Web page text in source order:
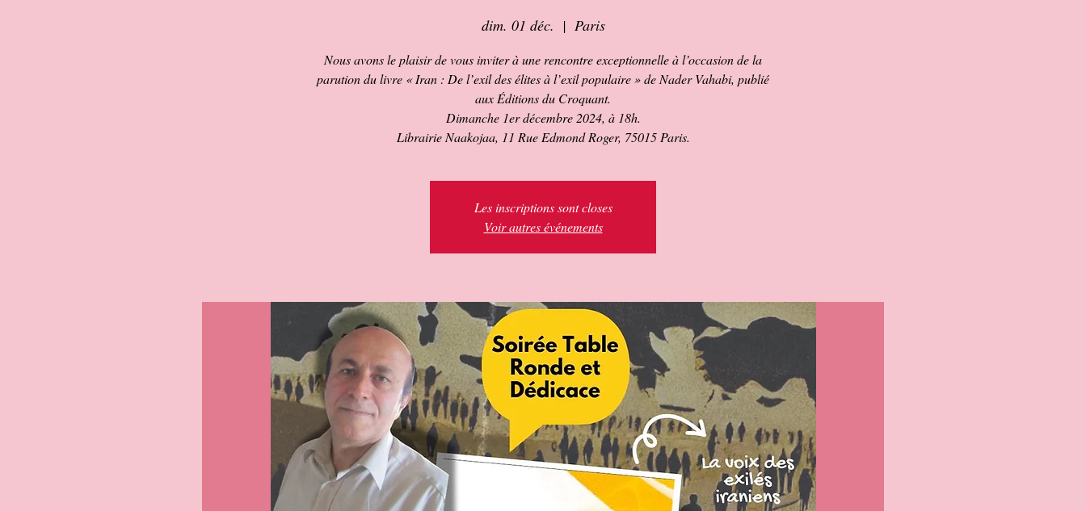
dim. 01 déc.
  |
Paris
Nous avons le plaisir de vous inviter à une rencontre exceptionnelle à l’occasion de la
parution du livre « Iran : De l’exil des élites à l’exil populaire » de Nader Vahabi, publié
aux Éditions du Croquant.
Dimanche 1er décembre 2024, à 18h.
Les inscriptions sont closes
Voir autres événements